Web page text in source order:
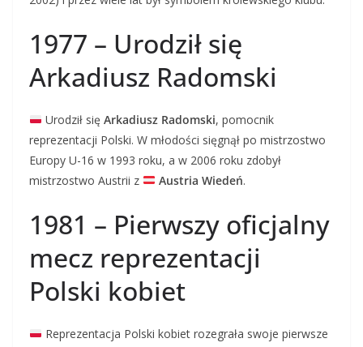
1977 – Urodził się
Arkadiusz Radomski
Urodził się Arkadiusz Radomski, pomocnik
reprezentacji Polski. W młodości sięgnął po mistrzostwo
Europy U-16 w 1993 roku, a w 2006 roku zdobył
mistrzostwo Austrii z
Austria Wiedeń.
1981 – Pierwszy oficjalny
mecz reprezentacji
Polski kobiet
Reprezentacja Polski kobiet rozegrała swoje pierwsze